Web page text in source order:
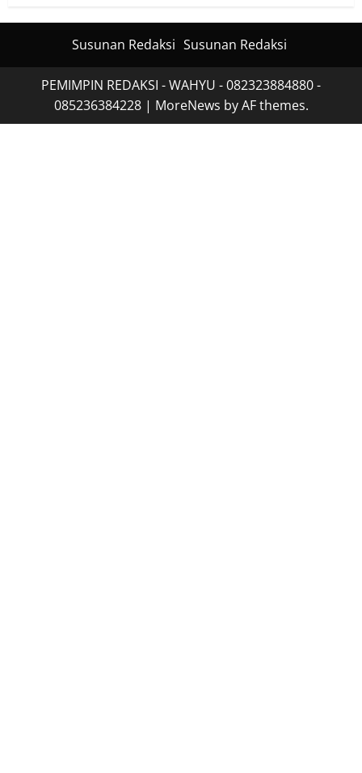
Susunan Redaksi Susunan Redaksi
PEMIMPIN REDAKSI - WAHYU - 082323884880 -
085236384228 | MoreNews by AF themes.